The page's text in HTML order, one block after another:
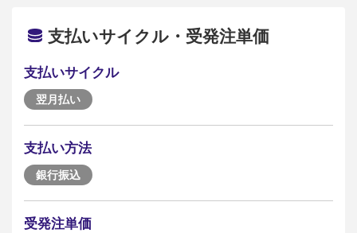
支払いサイクル・受発注単価
支払いサイクル
翌月払い
支払い方法
銀行振込
受発注単価